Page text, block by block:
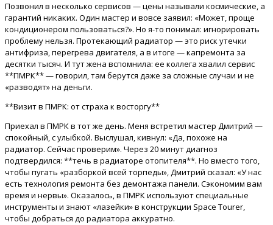
Позвонил в несколько сервисов — цены называли космические, а
гарантий никаких. Один мастер и вовсе заявил: «Может, проще
кондиционером пользоваться?». Но я-то понимал: игнорировать
проблему нельзя. Протекающий радиатор — это риск утечки
антифриза, перегрева двигателя, а в итоге — капремонта за
десятки тысяч. И тут жена вспомнила: ее коллега хвалил сервис
**ПМРК** — говорил, там берутся даже за сложные случаи и не
«разводят» на деньги.
**Визит в ПМРК: от страха к восторгу**
Приехал в ПМРК в тот же день. Меня встретил мастер Дмитрий —
спокойный, с улыбкой. Выслушал, кивнул: «Да, похоже на
радиатор. Сейчас проверим». Через 20 минут диагноз
подтвердился: **течь в радиаторе отопителя**. Но вместо того,
чтобы пугать «разборкой всей торпеды», Дмитрий сказал: «У нас
есть технология ремонта без демонтажа панели. Сэкономим вам
время и нервы». Оказалось, в ПМРК используют специальные
инструменты и знают «лазейки» в конструкции Space Tourer,
чтобы добраться до радиатора аккуратно.